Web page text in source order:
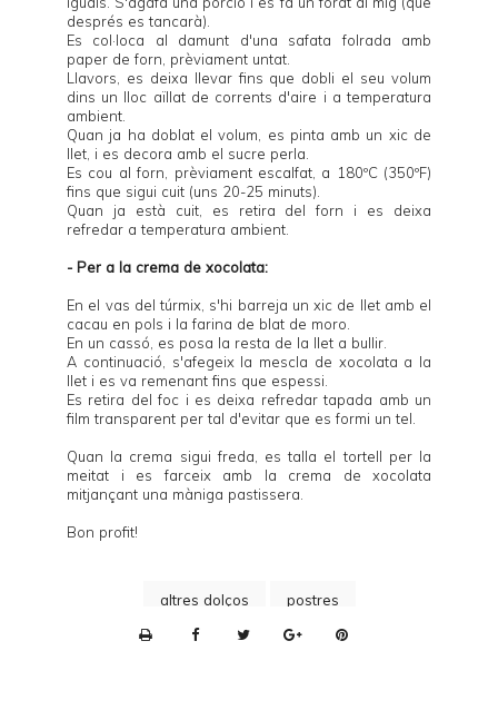
després es tancarà).
Es col·loca al damunt d'una safata folrada amb
paper de forn, prèviament untat.
Llavors, es deixa llevar fins que dobli el seu volum
dins un lloc aïllat de corrents d'aire i a temperatura
ambient.
Quan ja ha doblat el volum, es pinta amb un xic de
llet, i es decora amb el sucre perla.
Es cou al forn, prèviament escalfat, a 180ºC (350ºF)
fins que sigui cuit (uns 20-25 minuts).
Quan ja està cuit, es retira del forn i es deixa
refredar a temperatura ambient.
- Per a la crema de xocolata:
En el vas del túrmix, s'hi barreja un xic de llet amb el
cacau en pols i la farina de blat de moro.
En un cassó, es posa la resta de la llet a bullir.
A continuació, s'afegeix la mescla de xocolata a la
llet i es va remenant fins que espessi.
Es retira del foc i es deixa refredar tapada amb un
film transparent per tal d'evitar que es formi un tel.
Quan la crema sigui freda, es talla el tortell per la
meitat i es farceix amb la crema de xocolata
mitjançant una màniga pastissera.
Bon profit!
altres dolços
postres